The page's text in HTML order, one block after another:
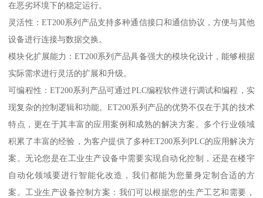
在恶劣环境下的稳定运行。
灵活性：ET200系列产品支持多种通信接口和通信协议，方便与其他
设备进行连接与数据交换。
模块化扩展能力：ET200系列产品具备强大的模块化设计，能够根据
实际需求进行灵活的扩展和升级。
可编程性：ET200系列产品可通过PLC编程软件进行调试和编程，实
现复杂的控制逻辑和功能。ET200系列产品的优势不仅在于其的技术
特点，更在于其丰富的应用案例和成熟的解决方案。多个行业领域
积累了丰富的经验，为客户提供了多种ET200系列PLC的应用解决方
案。无论您是在工业生产设备中需要实现自动化控制，还是在楼宇
自动化领域要进行智能化改造，我们都能为您量身定制合适的方
案。工业生产设备控制方案：我们可以根据您的生产工艺和需要，